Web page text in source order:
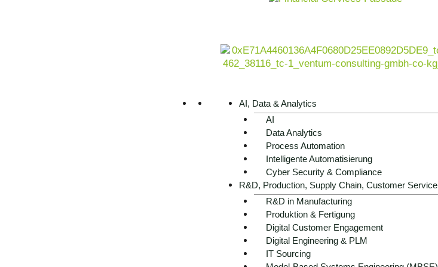
AI, Data & Analytics
AI
Data Analytics
Process Automation
Intelligente Automatisierung
Cyber Security & Compliance
R&D, Production, Supply Chain, Customer Service
R&D in Manufacturing
Produktion & Fertigung
Digital Customer Engagement
Digital Engineering & PLM
IT Sourcing
Zufriedene Kunden aus Mittelstand und Konzernen